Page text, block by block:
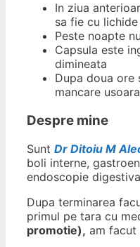
In ziua
sa fie cu
Peste noapte
Capsula este
dimineata
Dupa doua ore
mancare
Despre mine
Sunt Dr Ditoiu M
boli interne,
endoscopie
Dupa terminarea
primul pe tara cu
promotie), am facut